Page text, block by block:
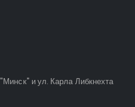
и ул. Карла Либкнехта